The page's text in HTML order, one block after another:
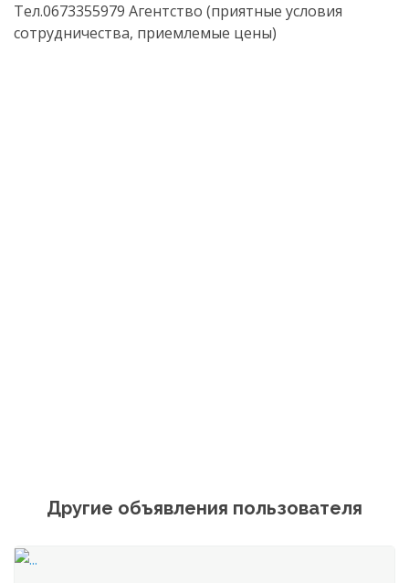
Тел.0673355979 Агентство (приятные условия
сотрудничества, приемлемые цены)
Другие объявления пользователя